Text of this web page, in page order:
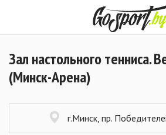
Зал настольного тенниса.
(Минск-Арена)
г.Минск, пр.